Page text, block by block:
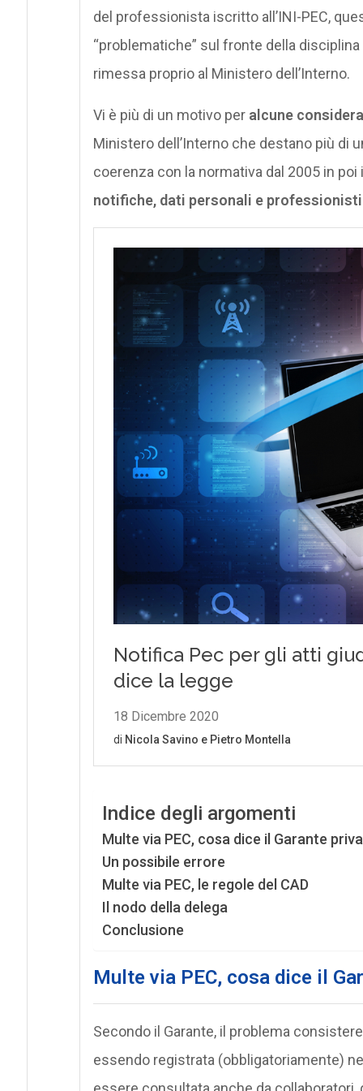
del professionista iscritto all’INI-PEC,
“problematiche” sul fronte della
rimessa proprio al Ministero dell’Interno.
Vi è più di un motivo per alcune
Ministero dell’Interno che destano più di
coerenza con la normativa dal 2005 in poi
notifiche, dati personali e professionisti
Indice degli argomenti
Multe via PEC, cosa dice il Garante
Un possibile errore
Multe via PEC, le regole del CAD
Il nodo della delega
Conclusione
Multe via PEC, cosa dice il
Secondo il Garante, il problema
essendo registrata (obbligatoriamente)